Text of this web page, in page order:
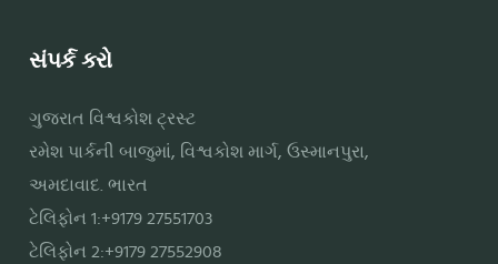
સંપર્ક કરો
ગુજરાત વિશ્વકોશ ટ્રસ્ટ
રમેશ પાર્કની બાજુમાં, વિશ્વકોશ માર્ગ, ઉસ્માનપુરા,
અમદાવાદ. ભારત
ટેલિફોન 1:+9179 27551703
ટેલિફોન 2:+9179 27552908